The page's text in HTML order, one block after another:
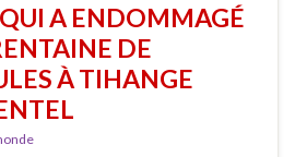
QUI A ENDOMMAGÉ
DE
À TIHANGE